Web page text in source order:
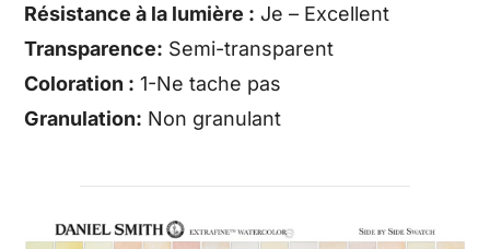
Résistance à la lumière : Je – Excellent
Transparence: Semi-transparent
Coloration : 1-Ne tache pas
Granulation: Non granulant